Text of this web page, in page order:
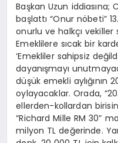
Başkan Uzun iddiasına;
başlattı “Onur nöbeti”
onurlu ve halkçı
Emeklilere sıcak bir
‘Emekliler sahipsiz
dayanışmayı
düşük emekli aylığının
oylayacaklar. Orada,
ellerden-kollardan
“Richard Mille RM 30”
milyon TL değerinde.